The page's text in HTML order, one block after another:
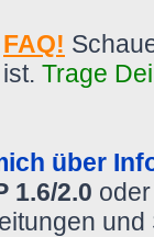
FAQ!
Trage
über
1.6/2.0